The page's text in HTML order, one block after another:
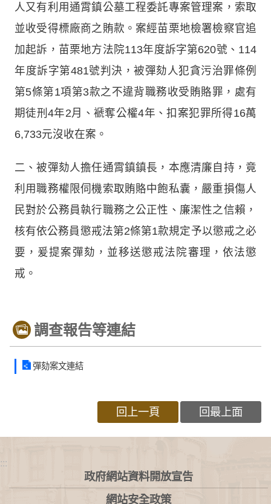
人又有利用通霄鎮公墓工程委託專案管理案，索取
並收受得標廠商之賄款。案經苗栗地檢署檢察官追
加起訴，苗栗地方法院113年度訴字第620號、114
年度訴字第481號判決，被彈劾人犯貪污治罪條例
第5條第1項第3款之不違背職務收受賄賂罪，處有
期徒刑4年2月、褫奪公權4年、扣案犯罪所得16萬
6,733元沒收在案。
二、被彈劾人擔任通霄鎮鎮長，本應清廉自持，竟
利用職務權限伺機索取賄賂中飽私囊，嚴重損傷人
民對於公務員執行職務之公正性、廉潔性之信賴，
核有依公務員懲戒法第2條第1款規定予以懲戒之必
要，爰提案彈劾，並移送懲戒法院審理，依法懲
戒。
調查報告等連結
彈劾案文連結
回上一頁 回最上面
:::
政府網站資料開放宣告
網站安全政策